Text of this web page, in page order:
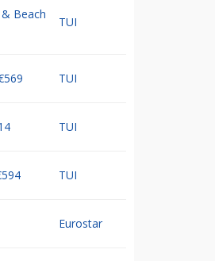
Beach
TUI
TUI
TUI
TUI
Eurostar